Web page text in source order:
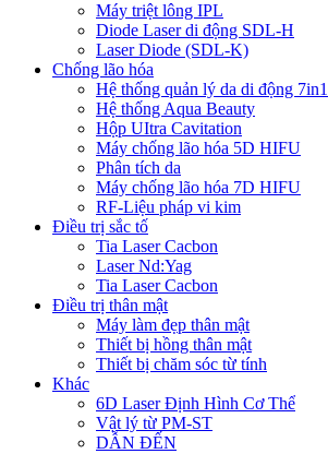
Máy triệt lông IPL
Diode Laser di động SDL-H
Laser Diode (SDL-K)
Chống lão hóa
Hệ thống quản lý da di động 7in1
Hệ thống Aqua Beauty
Hộp UItra Cavitation
Máy chống lão hóa 5D HIFU
Phân tích da
Máy chống lão hóa 7D HIFU
RF-Liệu pháp vi kim
Điều trị sắc tố
Tia Laser Cacbon
Laser Nd:Yag
Tia Laser Cacbon
Điều trị thân mật
Máy làm đẹp thân mật
Thiết bị hồng thân mật
Thiết bị chăm sóc từ tính
Khác
6D Laser Định Hình Cơ Thể
Vật lý từ PM-ST
DẪN ĐẾN